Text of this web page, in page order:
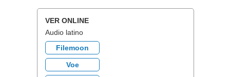
VER ONLINE
Audio latino
Filemoon
Voe